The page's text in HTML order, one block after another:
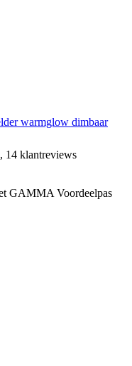
warmglow dimbaar
14 klantreviews
GAMMA Voordeelpas